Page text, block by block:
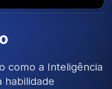
como a Inteligência
habilidade